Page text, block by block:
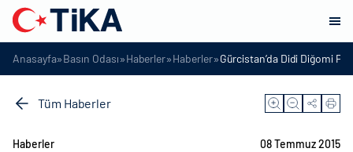
Anasayfa»Basın Odası»Haberler»Haberler»Gürcistan’da Didi Diğomi
Tüm Haberler
Haberler 08 Temmuz 2015